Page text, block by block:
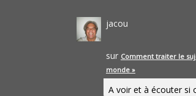
jacou
sur Comment traiter le
monde »
A voir et à écouter si